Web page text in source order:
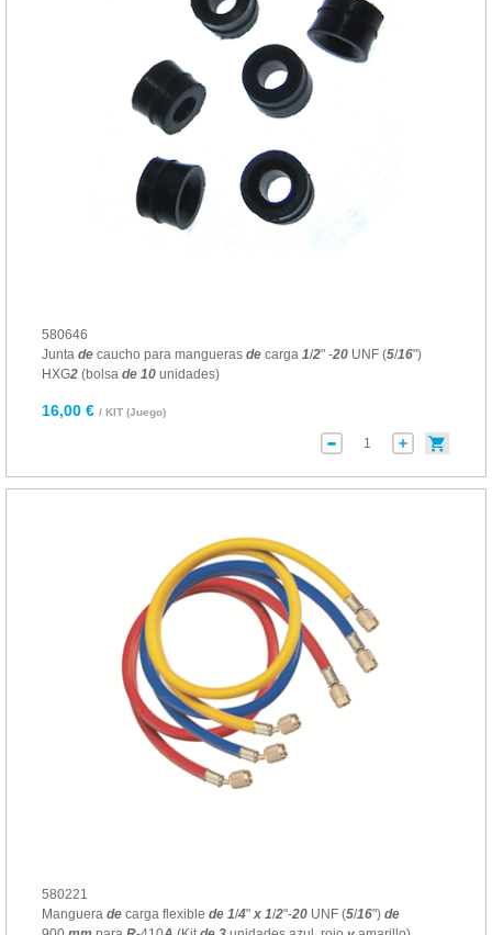
580646
Junta decaucho para mangueras decarga 1/2" -20UNF (5/16")
HXG2(bolsa de 10unidades)
16,00 € / KIT (Juego)
580221
Manguera decarga flexible de 1/4"x 1/2"-20UNF (5/16") de